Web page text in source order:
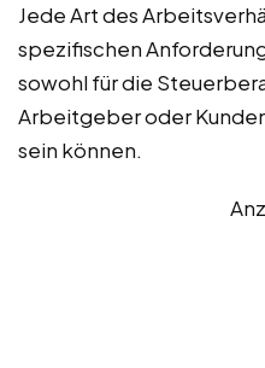
Jede Art des
spezifischen
sowohl für die
Arbeitgeber oder
sein können.